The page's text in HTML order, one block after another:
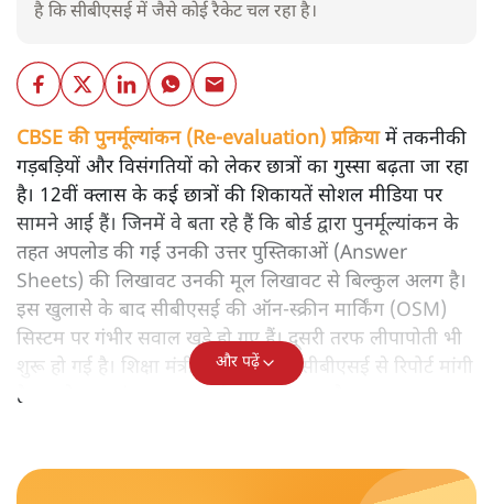
है कि सीबीएसई में जैसे कोई रैकेट चल रहा है।
CBSE की पुनर्मूल्यांकन (Re-evaluation) प्रक्रियामें तकनीकी
गड़बड़ियों और विसंगतियों को लेकर छात्रों का गुस्सा बढ़ता जा रहा
है। 12वीं क्लास के कई छात्रों की शिकायतें सोशल मीडिया पर
सामने आई हैं। जिनमें वे बता रहे हैं कि बोर्ड द्वारा पुनर्मूल्यांकन के
तहत अपलोड की गई उनकी उत्तर पुस्तिकाओं (Answer
Sheets) की लिखावट उनकी मूल लिखावट से बिल्कुल अलग है।
इस खुलासे के बाद सीबीएसई की ऑन-स्क्रीन मार्किंग (OSM)
सिस्टम पर गंभीर सवाल खड़े हो गए हैं। दूसरी तरफ लीपापोती भी
शुरू हो गई है। शिक्षा मंत्री धर्मेंद्र प्रधान ने सीबीएसई से रिपोर्ट मांगी
है। इसके बाद मंत्रालय का कर्तव्य पूरा हो गया है।
और पढ़ें